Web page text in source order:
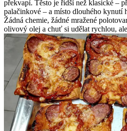
překvapí. Těsto je řidší než klasické –
palačinkové – a místo dlouhého kynutí
Žádná chemie, žádné mražené
olivový olej a chuť si udělat rychlou,